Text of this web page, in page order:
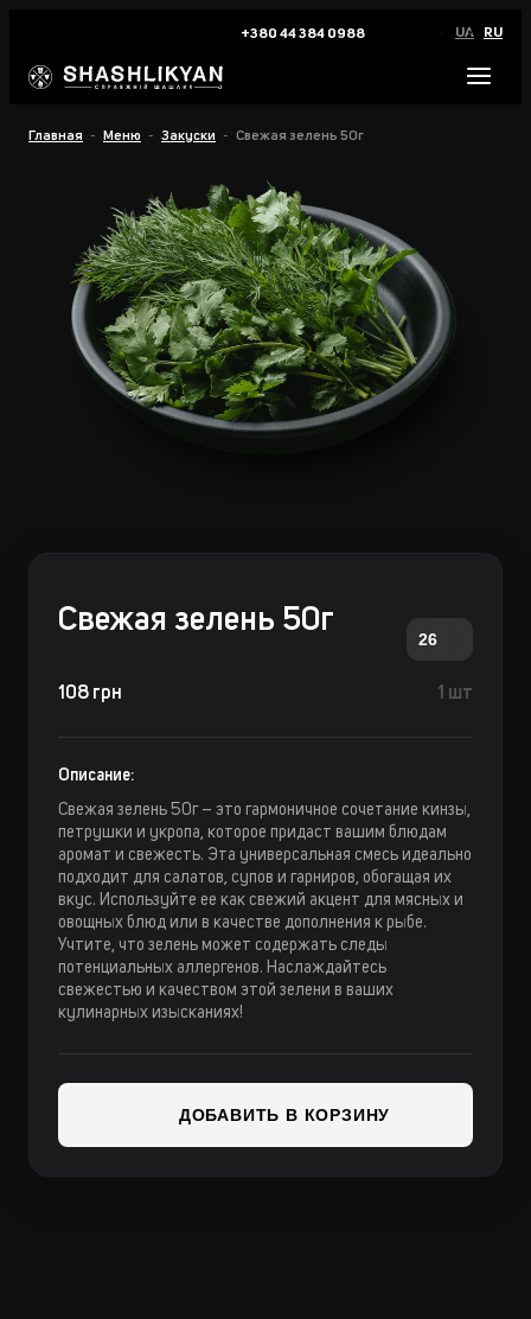
+380 44 384 0988 UA RU
Главная Меню Закуски Свежая зелень 50г
Свежая зелень 50г
26
108 грн 1 шт
Описание:
Свежая зелень 50г – это гармоничное сочетание кинзы,
петрушки и укропа, которое придаст вашим блюдам
аромат и свежесть. Эта универсальная смесь идеально
подходит для салатов, супов и гарниров, обогащая их
вкус. Используйте ее как свежий акцент для мясных и
овощных блюд или в качестве дополнения к рыбе.
Учтите, что зелень может содержать следы
потенциальных аллергенов. Наслаждайтесь
свежестью и качеством этой зелени в ваших
кулинарных изысканиях!
ДОБАВИТЬ В КОРЗИНУ